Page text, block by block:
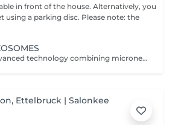
in front of the house. Alternatively, you
using a parking disc. Please note: the
Morpheus8 is an advanced technology combining microneedling and radiofrequency, enabling deep stimulation of collagen production and visibly improving skin quality. This treatment addresses multiple concerns: skin laxity, wrinkles, acne scars, enlarged pores, textural irregularities, and loss of firmnesson the face, eye area, and body. At Maison Abigaïl Bianconi, Morpheus is offered exclusively as part of an expert, personalized approach to ensure visible, consistent, and lasting results. Every treatment plan begins with a mandatory consultation, including an advanced skin analysis that combines professional expertise with technology-assisted diagnostics. This appointment allows for a thorough assessment of the skin, the areas to be treated, and the client's goals, in order to define a tailored protocol. Treatments are delivered as structured protocols (minimum 3 sessions) to ensure progressive stimulation and optimal results. For facial protocols, the treatment is systematically combined with exosomes to boost cellular regeneration and enhance result quality. For body treatments, this option may be offered as a complement based on individual needs. A structured, supervised, and fully customized approachfor visible and lasting skin improvement.